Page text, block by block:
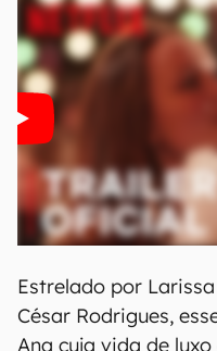
Estrelado por
César Rodrigues,
Ana cuja vida de